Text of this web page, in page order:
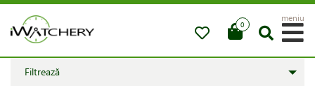
0
meniu
Filtrează